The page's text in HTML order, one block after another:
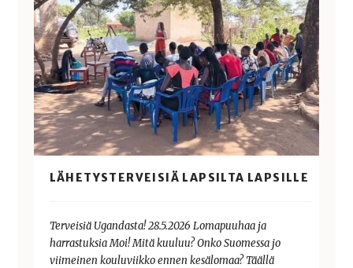
LÄHETYSTERVEISIÄ LAPSILTA LAPSILLE
Terveisiä Ugandasta! 28.5.2026 Lomapuuhaa ja
harrastuksia Moi! Mitä kuuluu? Onko Suomessa jo
viimeinen kouluviikko ennen kesälomaa? Täällä